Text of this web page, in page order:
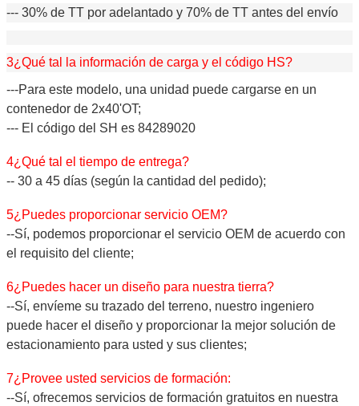
--- 30% de TT por adelantado y 70% de TT antes del envío
3¿Qué tal la información de carga y el código HS?
---Para este modelo, una unidad puede cargarse en un
contenedor de 2x40'OT;
--- El código del SH es 84289020
4¿Qué tal el tiempo de entrega?
-- 30 a 45 días (según la cantidad del pedido);
5¿Puedes proporcionar servicio OEM?
--Sí, podemos proporcionar el servicio OEM de acuerdo con
el requisito del cliente;
6¿Puedes hacer un diseño para nuestra tierra?
--Sí, envíeme su trazado del terreno, nuestro ingeniero
puede hacer el diseño y proporcionar la mejor solución de
estacionamiento para usted y sus clientes;
7¿Provee usted servicios de formación:
--Sí, ofrecemos servicios de formación gratuitos en nuestra